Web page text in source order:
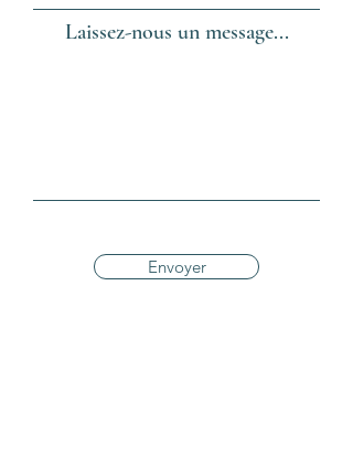
Laissez-nous un message...
Envoyer